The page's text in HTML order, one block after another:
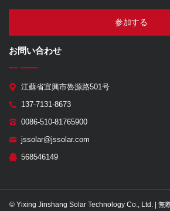
参加する
お問い合わせ
江蘇省宜興市魯源路501号
137-7131-8673
0086-510-81765900
jssolar@jssolar.com
568546149
© Yixing Jinshang Solar Technology Co., Ltd. | 無